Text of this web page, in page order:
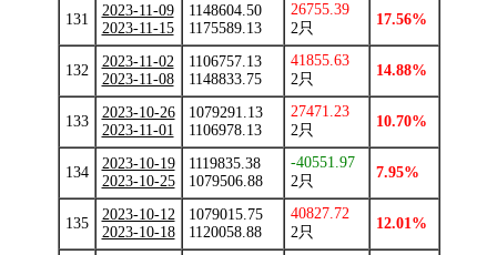
131
2023-11-09
2023-11-15
1148604.50
1175589.13
26755.39
2只
17.56%
132
2023-11-02
2023-11-08
1106757.13
1148833.75
41855.63
2只
14.88%
133
2023-10-26
2023-11-01
1079291.13
1106978.13
27471.23
2只
10.70%
134
2023-10-19
2023-10-25
1119835.38
1079506.88
-40551.97
2只
7.95%
135
2023-10-12
2023-10-18
1079015.75
1120058.88
40827.72
2只
12.01%